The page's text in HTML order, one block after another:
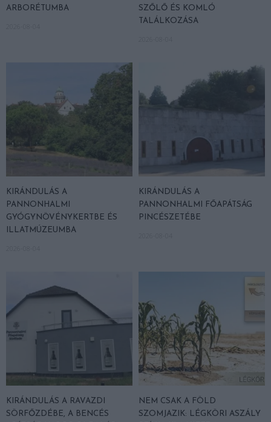
ARBORÉTUMBA
SZŐLŐ ÉS KOMLÓ
TALÁLKOZÁSA
KIRÁNDULÁS A
PANNONHALMI
GYÓGYNÖVÉNYKERTBE ÉS
ILLATMÚZEUMBA
KIRÁNDULÁS A
PANNONHALMI FŐAPÁTSÁG
PINCÉSZETÉBE
KIRÁNDULÁS A RAVAZDI
SÖRFŐZDÉBE, A BENCÉS
NEM CSAK A FÖLD
SZOMJAZIK: LÉGKÖRI ASZÁLY